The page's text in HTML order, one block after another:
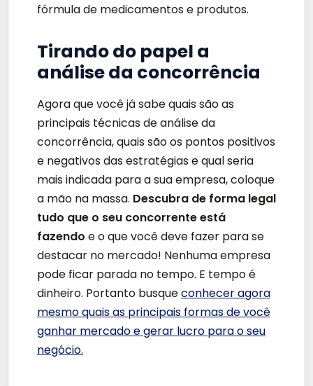
fórmula de medicamentos e produtos.
Tirando do papel a
análise da concorrência
Agora que você já sabe quais são as
principais técnicas de análise da
concorrência, quais são os pontos positivos
e negativos das estratégias e qual seria
mais indicada para a sua empresa, coloque
a mão na massa. Descubra de forma legal
tudo que o seu concorrente está
fazendo e o que você deve fazer para se
destacar no mercado! Nenhuma empresa
pode ficar parada no tempo. E tempo é
dinheiro. Portanto busqueconhecer agora
mesmo quais as principais formas de você
ganhar mercado e gerar lucro para o seu
negócio.